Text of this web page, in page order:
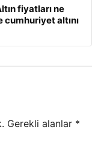
fiyatları ne
cumhuriyet altını
Gerekli alanlar *